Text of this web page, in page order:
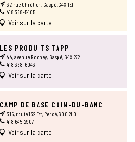
37, rue Chrétien, Gaspé, G4X 1E1
418 368-5405
Voir sur la carte
LES PRODUITS TAPP
44, avenue Rooney, Gaspé, G4X 2Z2
418 368-6043
Voir sur la carte
CAMP DE BASE COIN-DU-BANC
315, route 132 Est, Percé, G0C 2L0
418 645-2907
Voir sur la carte